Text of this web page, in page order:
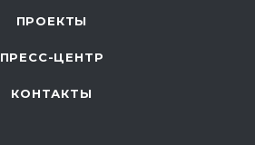
ПРОЕКТЫ
ПРЕСС-ЦЕНТР
КОНТАКТЫ